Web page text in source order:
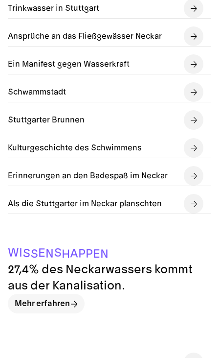
Trinkwasser in Stuttgart
Ansprüche an das Fließgewässer Neckar
Ein Manifest gegen Wasserkraft
Schwammstadt
Stuttgarter Brunnen
Kulturgeschichte des Schwimmens
Erinnerungen an den Badespaß im Neckar
Als die Stuttgarter im Neckar planschten
WISSENSHAPPEN
27,4% des Neckarwassers kommt
aus der Kanalisation.
Mehr erfahren